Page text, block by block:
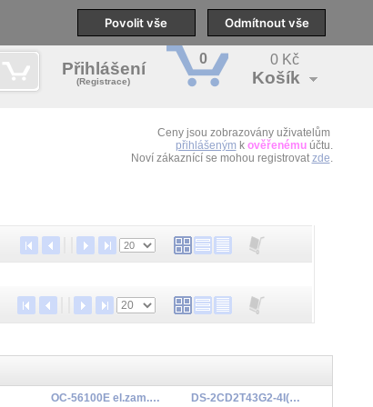
Technická podpora CS
Přihlášení
(Registrace)
0 0 Kč
Košík
Ceny jsou zobrazovány uživatelům
přihlášenýmk ověřenémuúčtu.
Noví zákaznící se mohou registrovatzde.
OC-56100E el.zam.s monitorova. DS-2CD2T43G2-4I(4mm)
Povolit vše Odmítnout vše